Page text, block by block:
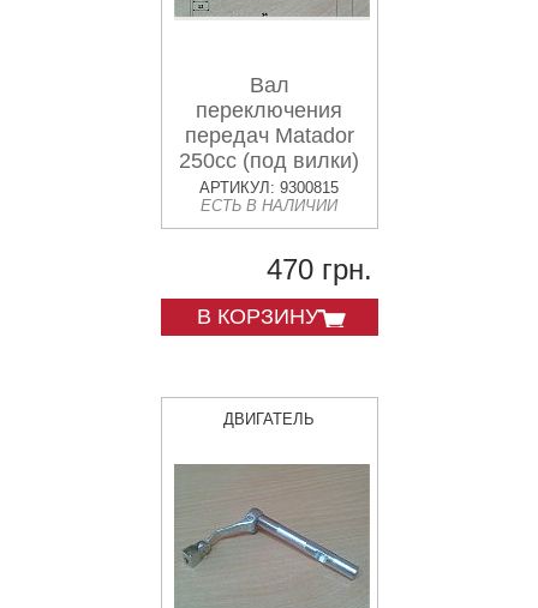
Вал
переключения
передач Matador
250cc (под вилки)
АРТИКУЛ: 9300815
ЕСТЬ В НАЛИЧИИ
470 грн.
В КОРЗИНУ
ДВИГАТЕЛЬ